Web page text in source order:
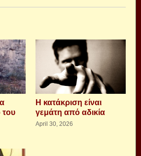
του
Η κατάκριση είναι
γεμάτη από αδικία
April 30, 2026